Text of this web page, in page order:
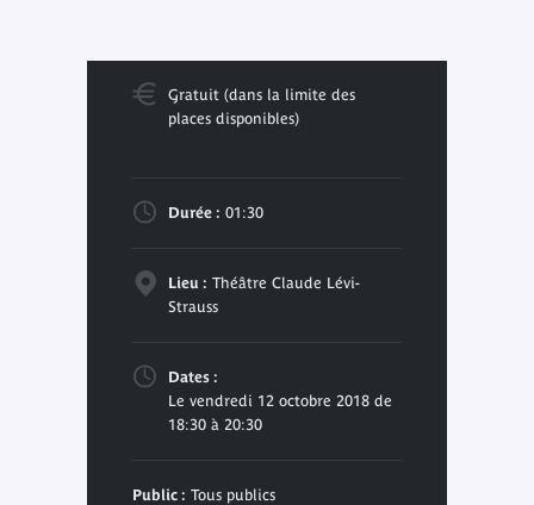
Gratuit (dans la limite des
places disponibles)
Durée : 01:30
Lieu : Théâtre Claude Lévi-
Strauss
Dates :
Le vendredi 12 octobre 2018 de
18:30 à 20:30
Public : Tous publics